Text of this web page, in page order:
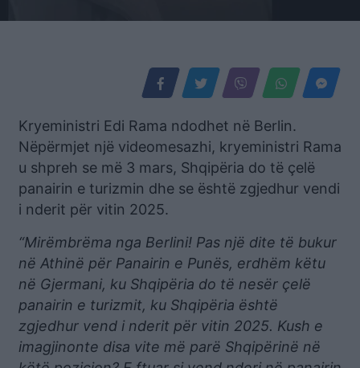
Kryeministri Edi Rama ndodhet në Berlin.
Nëpërmjet një videomesazhi, kryeministri Rama
u shpreh se më 3 mars, Shqipëria do të çelë
panairin e turizmin dhe se është zgjedhur vendi
i nderit për vitin 2025.
“Mirëmbrëma nga Berlini! Pas një dite të bukur
në Athinë për Panairin e Punës, erdhëm këtu
në Gjermani, ku Shqipëria do të nesër çelë
panairin e turizmit, ku Shqipëria është
zgjedhur vend i nderit për vitin 2025. Kush e
imagjinonte disa vite më parë Shqipërinë në